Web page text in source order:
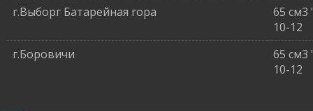
г.Выборг Батарейная гора
65
10-12
г.Боровичи
65
10-12